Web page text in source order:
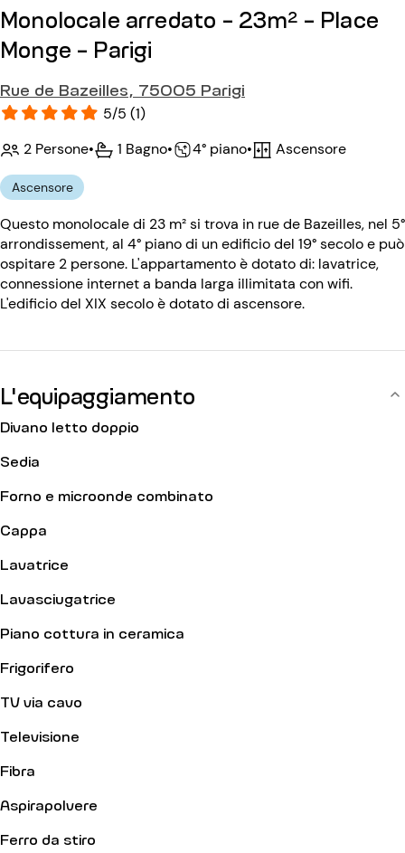
Monolocale arredato - 23m² - Place
Monge - Parigi
Rue de Bazeilles, 75005 Parigi
5/5 (1)
2 Persone• 1 Bagno• 4° piano• Ascensore
Ascensore
Questo monolocale di 23 m² si trova in rue de Bazeilles, nel 5°
arrondissement, al 4° piano di un edificio del 19° secolo e può
ospitare 2 persone. L'appartamento è dotato di: lavatrice,
connessione internet a banda larga illimitata con wifi.
L'edificio del XIX secolo è dotato di ascensore.
L'equipaggiamento
Divano letto doppio
Sedia
Forno e microonde combinato
Cappa
Lavatrice
Lavasciugatrice
Piano cottura in ceramica
Frigorifero
TV via cavo
Televisione
Fibra
Aspirapolvere
Ferro da stiro